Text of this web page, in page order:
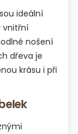
ideální
vnitřní
nošení
dřeva je
krásu i při